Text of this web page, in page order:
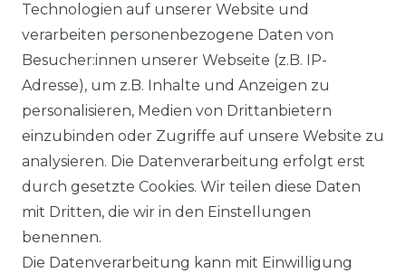
Ähnlicher Artikel
Lerros - Herren Bermuda
(2649237)
ab 57,99 € *
Technologien auf unserer Website und
verarbeiten personenbezogene Daten von
Besucher:innen unserer Webseite (z.B. IP-
Adresse), um z.B. Inhalte und Anzeigen zu
personalisieren, Medien von Drittanbietern
einzubinden oder Zugriffe auf unsere Website zu
analysieren. Die Datenverarbeitung erfolgt erst
durch gesetzte Cookies. Wir teilen diese Daten
mit Dritten, die wir in den Einstellungen
benennen.
Die Datenverarbeitung kann mit Einwilligung